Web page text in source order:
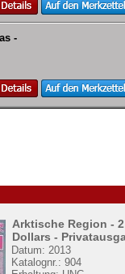
-
Arktische Region -
Dollars -
Datum: 2013
Katalognr.: 904